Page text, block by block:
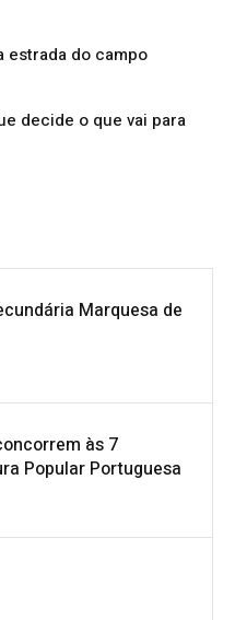
estrada do campo
decide o que vai para
Marquesa de
às 7
Popular Portuguesa